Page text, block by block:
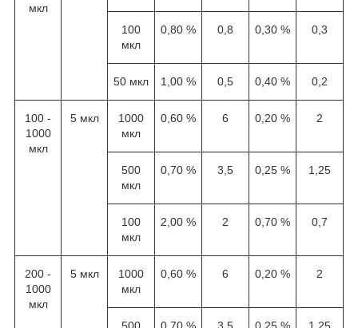
мкл
100
мкл
0,80 % 0,8 0,30 % 0,3
50 мкл 1,00 % 0,5 0,40 % 0,2
100 -
1000
мкл
5 мкл
1000
мкл
0,60 % 6 0,20 % 2
500
мкл
0,70 % 3,5 0,25 % 1,25
100
мкл
2,00 % 2 0,70 % 0,7
200 -
1000
мкл
5 мкл
1000
мкл
0,60 % 6 0,20 % 2
500
0,70 % 3,5 0,25 % 1,25